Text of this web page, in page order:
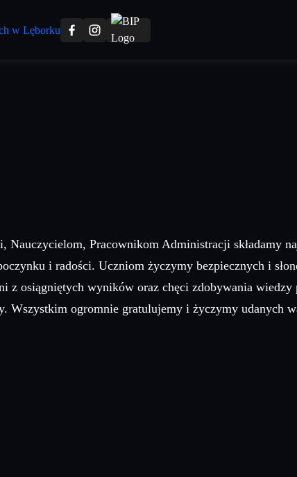
Pracownikom Administracji składamy
i radości. Uczniom życzymy bezpiecznych i
z osiągniętych wyników oraz chęci zdobywania
Wszystkim ogromnie gratulujemy i życzymy udanych